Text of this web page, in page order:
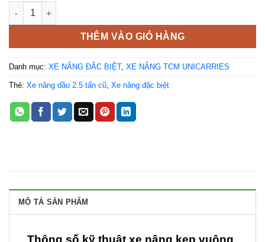
Xe nâng kẹp vuông nhãn hiệu TCM số lượng
THÊM VÀO GIỎ HÀNG
Danh mục: XE NÂNG ĐẶC BIỆT, XE NÂNG TCM UNICARRIES
Thẻ: Xe nâng dầu 2.5 tấn cũ, Xe nâng đặc biệt
MÔ TẢ SẢN PHẨM